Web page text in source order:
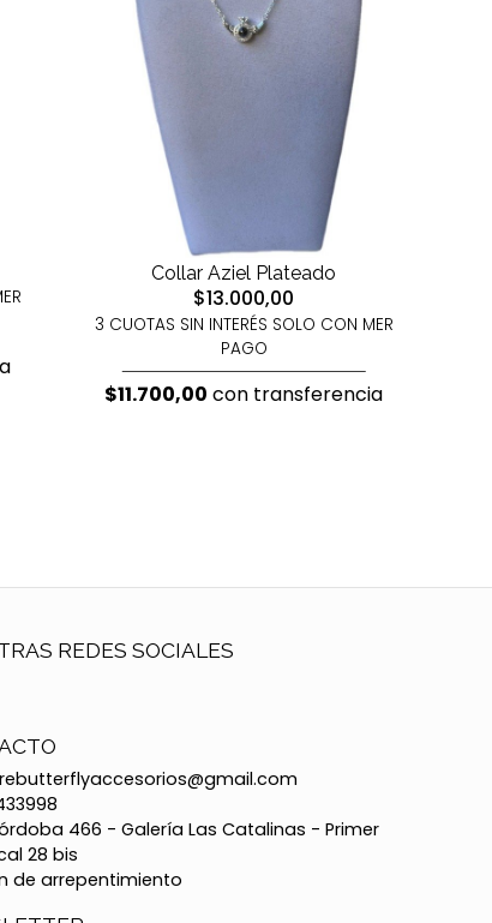
Collar Aziel Plateado
$13.000,00
3 CUOTAS SIN INTERÉS SOLO CON MER
PAGO
$11.700,00 con transferencia
REDES SOCIALES
466 - Galería Las Catalinas - Primer
28 bis
de arrepentimiento